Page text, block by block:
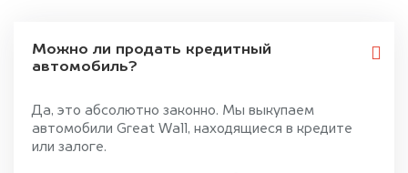
Можно ли продать кредитный
автомобиль?
Да, это абсолютно законно. Мы выкупаем
автомобили Great Wall, находящиеся в кредите
или залоге.